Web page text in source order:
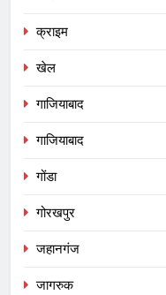
क्राइम
खेल
गाजियाबाद
गाजियाबाद
गोंडा
गोरखपुर
जहानगंज
जागरुक